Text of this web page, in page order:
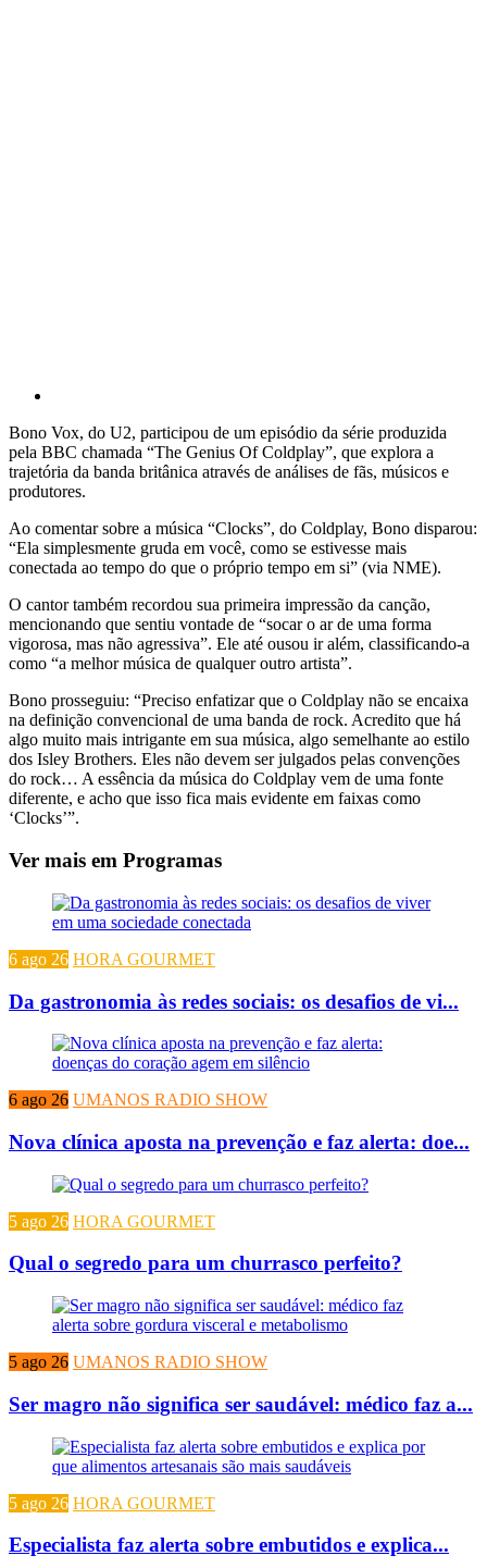
Bono Vox, do U2, participou de um episódio da série produzida
pela BBC chamada “The Genius Of Coldplay”, que explora a
trajetória da banda britânica através de análises de fãs, músicos e
produtores.
Ao comentar sobre a música “Clocks”, do Coldplay, Bono disparou:
“Ela simplesmente gruda em você, como se estivesse mais
conectada ao tempo do que o próprio tempo em si” (via NME).
O cantor também recordou sua primeira impressão da canção,
mencionando que sentiu vontade de “socar o ar de uma forma
vigorosa, mas não agressiva”. Ele até ousou ir além, classificando-a
como “a melhor música de qualquer outro artista”.
Bono prosseguiu: “Preciso enfatizar que o Coldplay não se encaixa
na definição convencional de uma banda de rock. Acredito que há
algo muito mais intrigante em sua música, algo semelhante ao estilo
dos Isley Brothers. Eles não devem ser julgados pelas convenções
do rock… A essência da música do Coldplay vem de uma fonte
diferente, e acho que isso fica mais evidente em faixas como
‘Clocks’”.
Ver mais em Programas
6 ago 26 HORA GOURMET
Da gastronomia às redes sociais: os desafios de vi...
6 ago 26 UMANOS RADIO SHOW
Nova clínica aposta na prevenção e faz alerta: doe...
5 ago 26 HORA GOURMET
Qual o segredo para um churrasco perfeito?
5 ago 26 UMANOS RADIO SHOW
Ser magro não significa ser saudável: médico faz a...
5 ago 26 HORA GOURMET
Especialista faz alerta sobre embutidos e explica...